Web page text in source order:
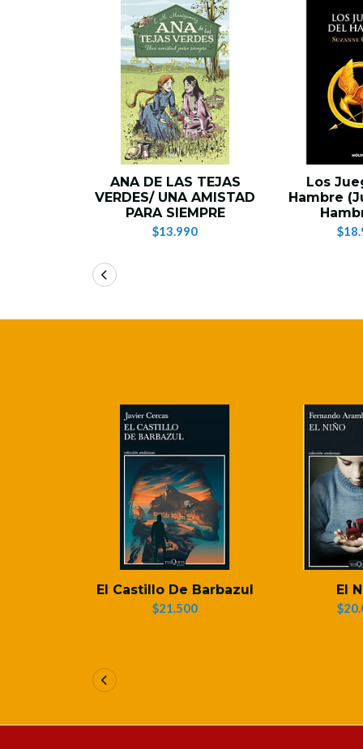
ANA DE LAS TEJAS
VERDES/ UNA AMISTAD
PARA SIEMPRE
$13.990
Los
Hambre
El Castillo De Barbazul
$21.500
El